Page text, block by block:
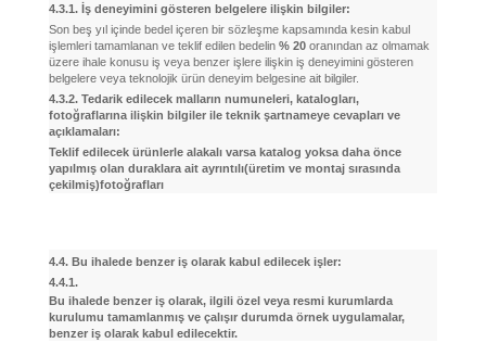
4.3.1. İş deneyimini gösteren belgelere ilişkin bilgiler:
Son beş yıl içinde bedel içeren bir sözleşme kapsamında kesin kabul
işlemleri tamamlanan ve teklif edilen bedelin % 20 oranından az olmamak
üzere ihale konusu iş veya benzer işlere ilişkin iş deneyimini gösteren
belgelere veya teknolojik ürün deneyim belgesine ait bilgiler.
4.3.2. Tedarik edilecek malların numuneleri, katalogları,
fotoğraflarına ilişkin bilgiler ile teknik şartnameye cevapları ve
açıklamaları:
Teklif edilecek ürünlerle alakalı varsa katalog yoksa daha önce
yapılmış olan duraklara ait ayrıntılı(üretim ve montaj sırasında
çekilmiş)fotoğrafları
4.4. Bu ihalede benzer iş olarak kabul edilecek işler:
4.4.1.
Bu ihalede benzer iş olarak, ilgili özel veya resmi kurumlarda
kurulumu tamamlanmış ve çalışır durumda örnek uygulamalar,
benzer iş olarak kabul edilecektir.